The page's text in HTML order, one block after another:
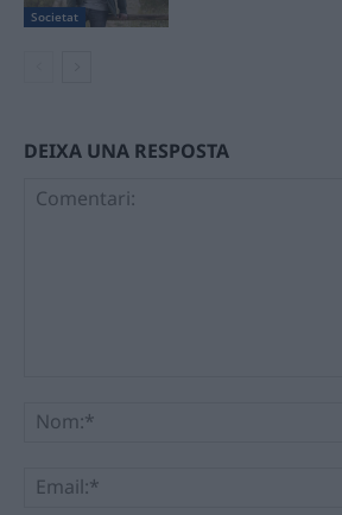
Societat
DEIXA UNA RESPOSTA